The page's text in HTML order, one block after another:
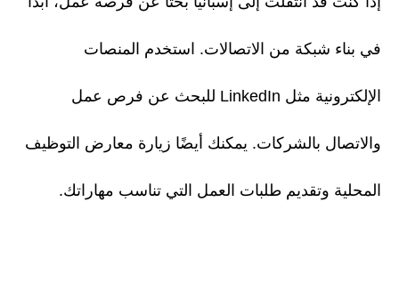
في بناء شبكة من الاتصالات. استخدم المنصات
الإلكترونية مثل LinkedIn للبحث عن فرص عمل
والاتصال بالشركات. يمكنك أيضًا زيارة معارض التوظيف
المحلية وتقديم طلبات العمل التي تناسب مهاراتك.